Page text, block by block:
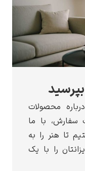
ما
به
با یک